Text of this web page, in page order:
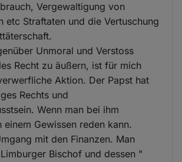
Vergewaltigung von
etc Straftaten und die Vertuschung
Unmoral und Verstoss
Recht zu äußern, ist für mich
Aktion. Der Papst hat
Rechts und
Wenn man bei ihm
einem Gewissen reden kann.
mit den Finanzen. Man
Bischof und dessen "